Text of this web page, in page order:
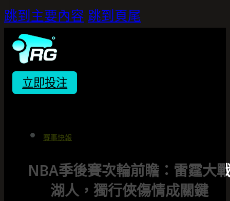
跳到主要內容 跳到頁尾
立即投注
賽事快報
NBA季後賽次輪前瞻：雷霆大
湖人，獨行俠傷情成關鍵